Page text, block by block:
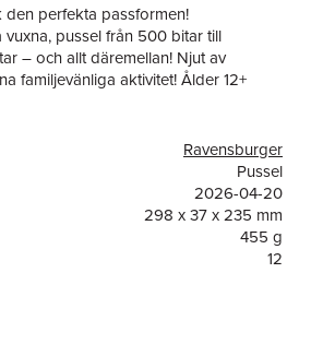
perfekta passformen!
pussel från 500 bitar till
– och allt däremellan! Njut av
familjevänliga aktivitet! Ålder 12+
Ravensburger
Pussel
2026-04-20
298 x 37 x 235 mm
455 g
12